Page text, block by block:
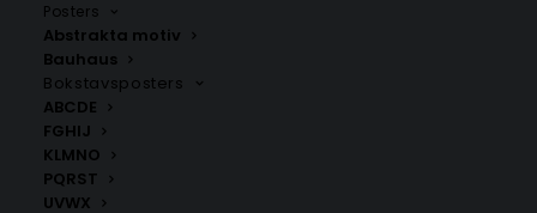
Posters
Abstrakta motiv
Bauhaus
Bokstavsposters
ABCDE
FGHIJ
KLMNO
PQRST
UVWX